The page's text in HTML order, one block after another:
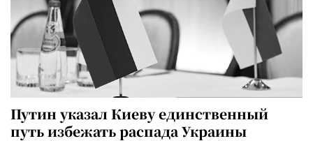
Путин указал Киеву единственный
путь избежать распада Украины